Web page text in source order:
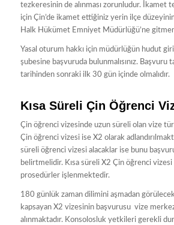
tezkeresinin de alınması zorunludur. İkamet
için Çin’de ikamet ettiğiniz yerin ilçe
Halk Hükümet Emniyet Müdürlüğü’ne
Yasal oturum hakkı için müdürlüğün hudut
şubesine başvuruda bulunmalısınız. Başvuru
tarihinden sonraki ilk 30 gün içinde olmalıdır.
Kısa Süreli Çin Öğrenci
Çin öğrenci vizesinde uzun süreli olan vize
Çin öğrenci vizesi ise X2 olarak
süreli öğrenci vizesi alacaklar ise bunu
belirtmelidir. Kısa süreli X2 Çin öğrenci vizesi
prosedürler işlenmektedir.
180 günlük zaman dilimini aşmadan
kapsayan X2 vizesinin başvurusu vize
alınmaktadır. Konsolosluk yetkileri gerekli